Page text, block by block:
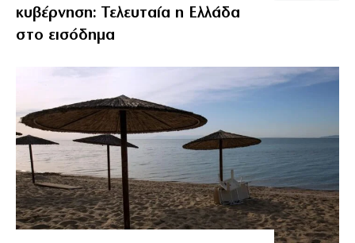
κυβέρνηση: Τελευταία η Ελλάδα
στο εισόδημα